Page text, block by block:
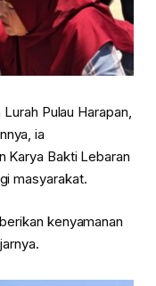
Pulau Harapan,
ia
Karya Bakti Lebaran
masyarakat.
kenyamanan